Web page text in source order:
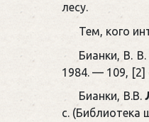
лесу.
Тем, кого
Бианки, В. В.
1984. — 109, [2]
Бианки, В.В.
с. (Библиотека